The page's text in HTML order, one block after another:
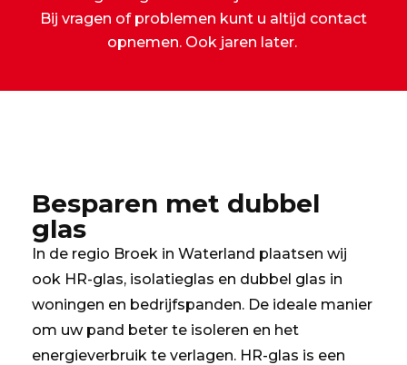
Bij vragen of problemen kunt u altijd contact
opnemen. Ook jaren later.
Besparen met dubbel
glas
In de regio Broek in Waterland plaatsen wij
ook HR-glas, isolatieglas en dubbel glas in
woningen en bedrijfspanden. De ideale manier
om uw pand beter te isoleren en het
energieverbruik te verlagen. HR-glas is een